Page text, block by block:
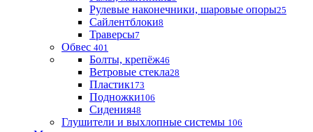
Рулевые наконечники, шаровые опоры25
Сайлентблоки8
Траверсы7
Обвес 401
Болты, крепёж46
Ветровые стекла28
Пластик173
Подножки106
Сидения48
Глушители и выхлопные системы 106